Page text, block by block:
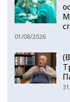
01/08/2026